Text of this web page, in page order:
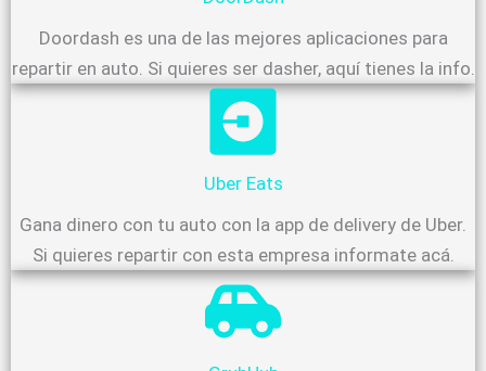
Doordash es una de las mejores aplicaciones para
repartir en auto. Si quieres ser dasher, aquí tienes la info.
Uber Eats
Gana dinero con tu auto con la app de delivery de Uber.
Si quieres repartir con esta empresa informate acá.